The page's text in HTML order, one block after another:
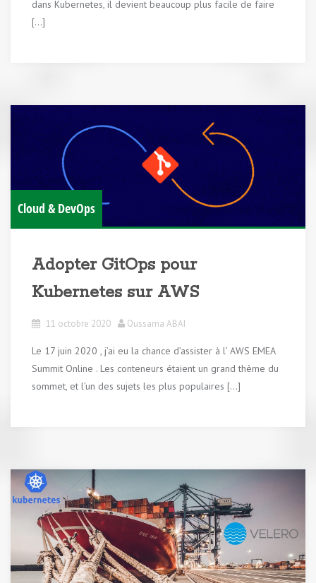
dans Kubernetes, il devient beaucoup plus facile de faire
[…]
Cloud & DevOps
Adopter GitOps pour
Kubernetes sur AWS
11 octobre 2020 Oussama ABAI
Le 17 juin 2020 , j’ai eu la chance d’assister à l’ AWS EMEA
Summit Online . Les conteneurs étaient un grand thème du
sommet, et l’un des sujets les plus populaires […]